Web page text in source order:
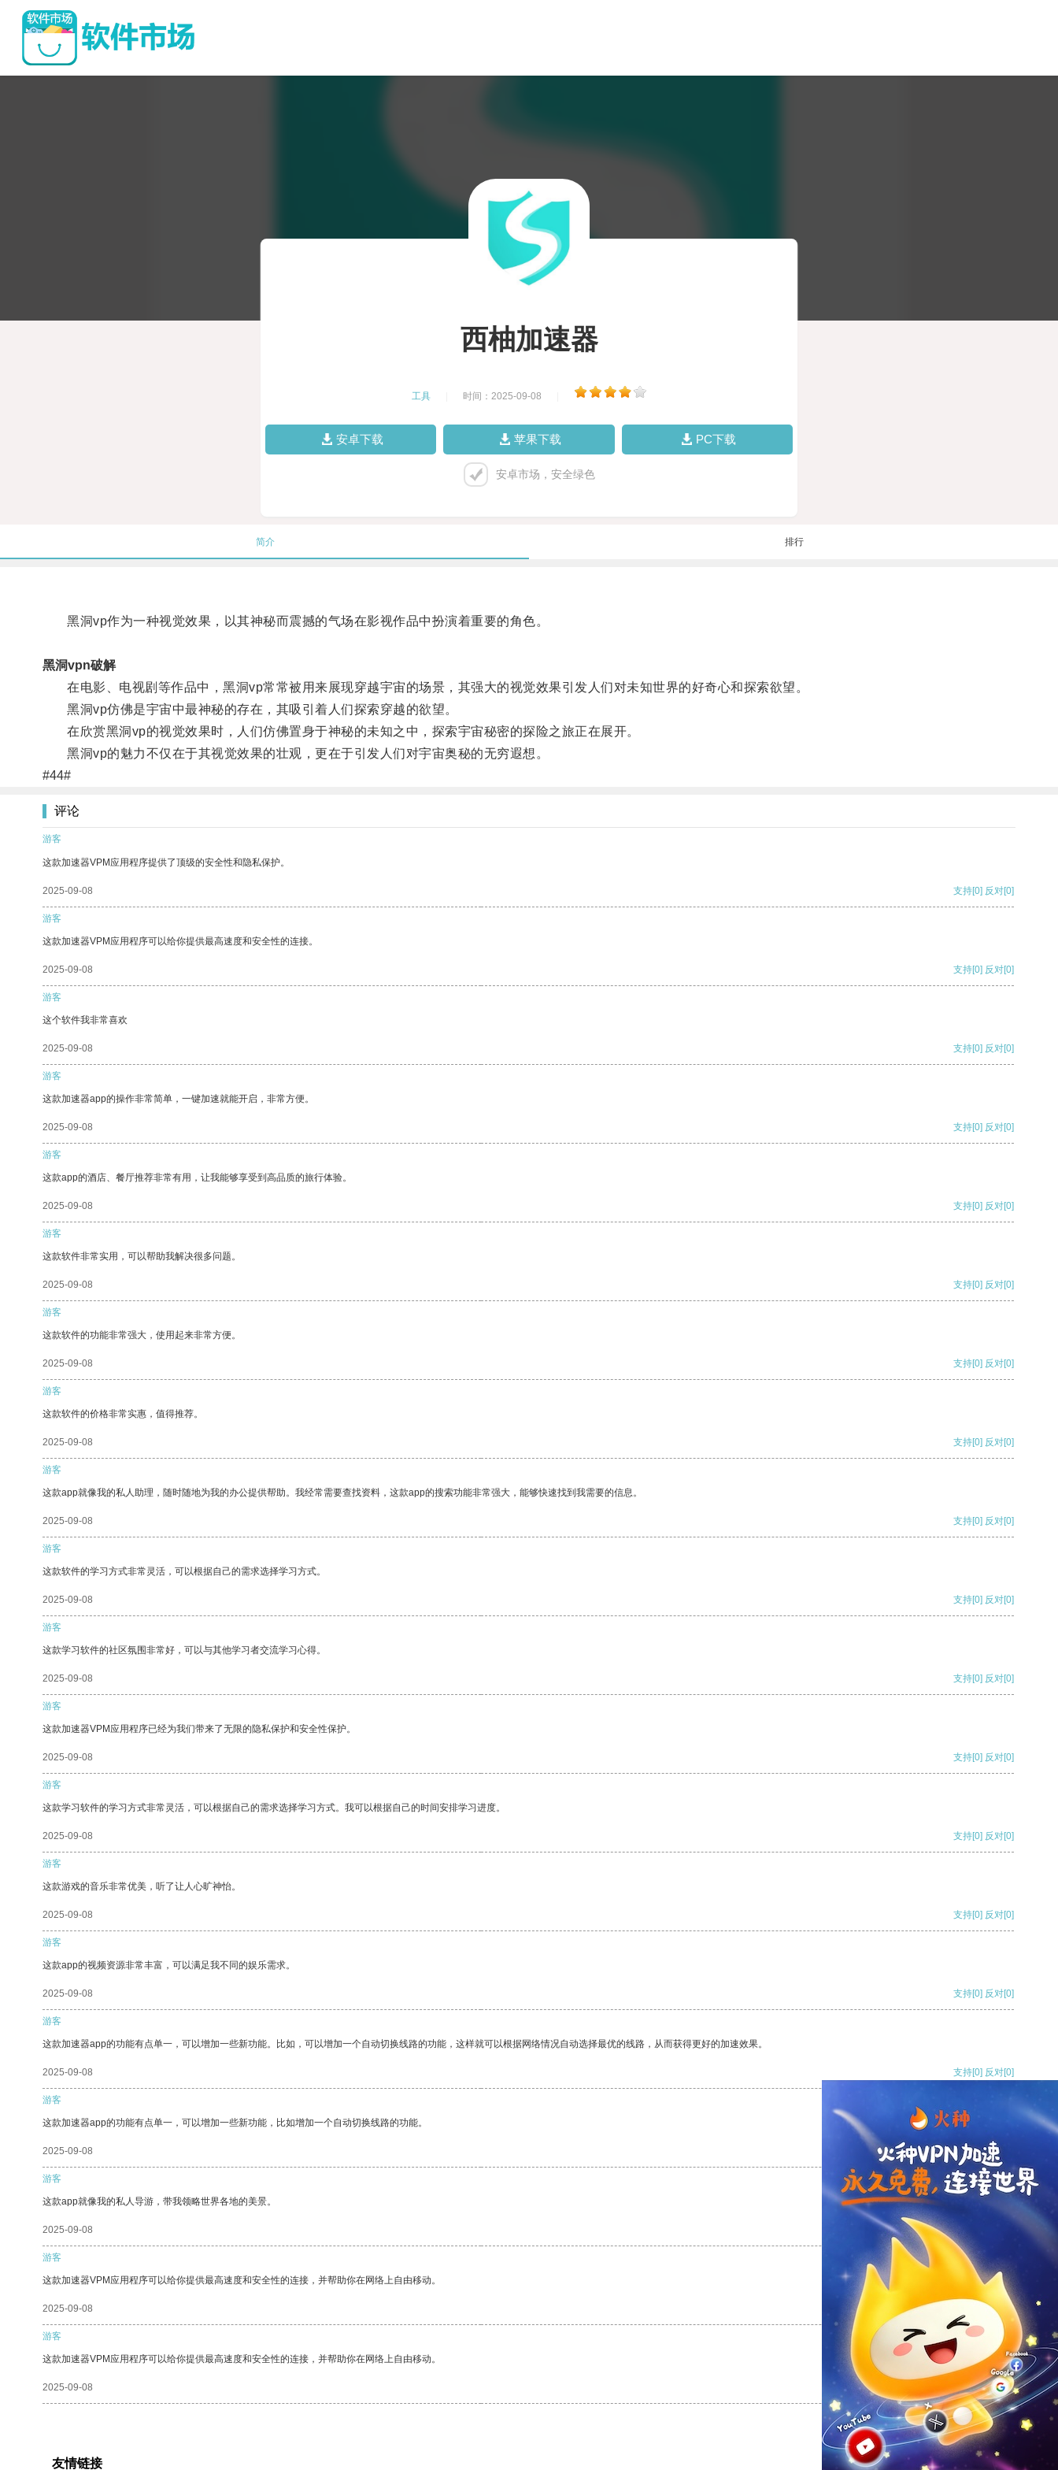
西柚加速器
工具 时间：2025-09-08
安卓下载 苹果下载 PC下载
安卓市场，安全绿色
简介 排行
黑洞vp作为一种视觉效果，以其神秘而震撼的气场在影视作品中扮演着重要的角色。
黑洞vpn破解
在电影、电视剧等作品中，黑洞vp常常被用来展现穿越宇宙的场景，其强大的视觉效果引发人们对未知世界的好奇心和探索欲望。
黑洞vp仿佛是宇宙中最神秘的存在，其吸引着人们探索穿越的欲望。
在欣赏黑洞vp的视觉效果时，人们仿佛置身于神秘的未知之中，探索宇宙秘密的探险之旅正在展开。
黑洞vp的魅力不仅在于其视觉效果的壮观，更在于引发人们对宇宙奥秘的无穷遐想。
#44#
评论
游客
这款加速器VPM应用程序提供了顶级的安全性和隐私保护。
2025-09-08 支持[0] 反对[0]
游客
这款加速器VPM应用程序可以给你提供最高速度和安全性的连接。
2025-09-08 支持[0] 反对[0]
游客
这个软件我非常喜欢
2025-09-08 支持[0] 反对[0]
游客
这款加速器app的操作非常简单，一键加速就能开启，非常方便。
2025-09-08 支持[0] 反对[0]
游客
这款app的酒店、餐厅推荐非常有用，让我能够享受到高品质的旅行体验。
2025-09-08 支持[0] 反对[0]
游客
这款软件非常实用，可以帮助我解决很多问题。
2025-09-08 支持[0] 反对[0]
游客
这款软件的功能非常强大，使用起来非常方便。
2025-09-08 支持[0] 反对[0]
游客
这款软件的价格非常实惠，值得推荐。
2025-09-08 支持[0] 反对[0]
游客
这款app就像我的私人助理，随时随地为我的办公提供帮助。我经常需要查找资料，这款app的搜索功能非常强大，能够快速找到我需要的信息。
2025-09-08 支持[0] 反对[0]
游客
这款软件的学习方式非常灵活，可以根据自己的需求选择学习方式。
2025-09-08 支持[0] 反对[0]
游客
这款学习软件的社区氛围非常好，可以与其他学习者交流学习心得。
2025-09-08 支持[0] 反对[0]
游客
这款加速器VPM应用程序已经为我们带来了无限的隐私保护和安全性保护。
2025-09-08 支持[0] 反对[0]
游客
这款学习软件的学习方式非常灵活，可以根据自己的需求选择学习方式。我可以根据自己的时间安排学习进度。
2025-09-08 支持[0] 反对[0]
游客
这款游戏的音乐非常优美，听了让人心旷神怡。
2025-09-08 支持[0] 反对[0]
游客
这款app的视频资源非常丰富，可以满足我不同的娱乐需求。
2025-09-08 支持[0] 反对[0]
游客
这款加速器app的功能有点单一，可以增加一些新功能。比如，可以增加一个自动切换线路的功能，这样就可以根据网络情况自动选择最优的线路，从而获得更好的加速效果。
2025-09-08 支持[0] 反对[0]
游客
这款加速器app的功能有点单一，可以增加一些新功能，比如增加一个自动切换线路的功能。
2025-09-08 支持[0] 反对
游客
这款app就像我的私人导游，带我领略世界各地的美景。
2025-09-08 支持
游客
这款加速器VPM应用程序可以给你提供最高速度和安全性的连接，并帮助你在网络上自由移动。
2025-09-08 反对 [0]
游客
这款加速器VPM应用程序可以给你提供最高速度和安全性的连接，并帮助你在网络上自由移动。
2025-09-08 支持[0] 反对[0]
友情链接